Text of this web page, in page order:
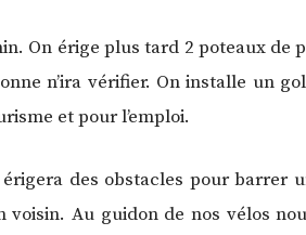
On érige plus tard 2 poteaux de
n’ira vérifier. On installe un
et pour l’emploi.
des obstacles pour barrer
Au guidon de nos vélos